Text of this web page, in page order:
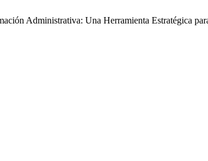
Administrativa: Una Herramienta Estratégica